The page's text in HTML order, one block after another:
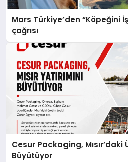
Mars Türkiye’den “Köpeğini
çağrısı
Cesur Packaging, Mısır’daki
Büyütüyor